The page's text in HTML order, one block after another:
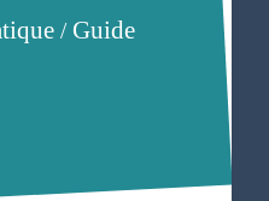
/Guide